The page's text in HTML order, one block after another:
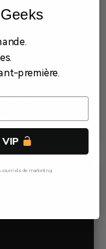
première.
courriels de marketing.